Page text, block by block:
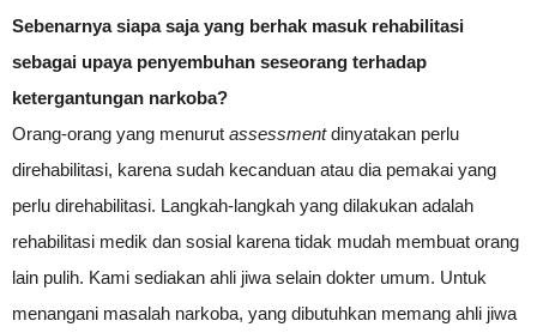
Sebenarnya siapa saja yang berhak masuk rehabilitasi
sebagai upaya penyembuhan seseorang terhadap
ketergantungan narkoba?
Orang-orang yang menurut assessmentdinyatakan perlu
direhabilitasi, karena sudah kecanduan atau dia pemakai yang
perlu direhabilitasi. Langkah-langkah yang dilakukan adalah
rehabilitasi medik dan sosial karena tidak mudah membuat orang
lain pulih. Kami sediakan ahli jiwa selain dokter umum. Untuk
menangani masalah narkoba, yang dibutuhkan memang ahli jiwa